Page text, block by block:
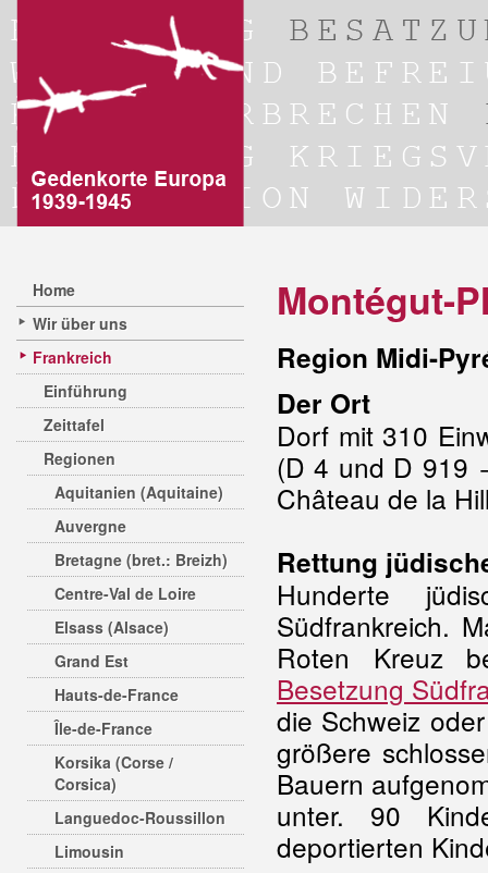
Home
Wir über uns
Frankreich
Einführung
Zeittafel
Regionen
Aquitanien (Aquitaine)
Auvergne
Bretagne (bret.: Breizh)
Centre-Val de Loire
Elsass (Alsace)
Grand Est
Hauts-de-France
Île-de-France
Korsika (Corse /
Corsica)
Languedoc-Roussillon
Limousin
Montégut-
Region Midi-
Der Ort
Dorf mit 310
(D 4 und D 919
Château de la
Rettung
Hunderte
Südfrankreich.
Roten Kreuz
Besetzung
die Schweiz
größere
Bauern
unter. 90
deportierten